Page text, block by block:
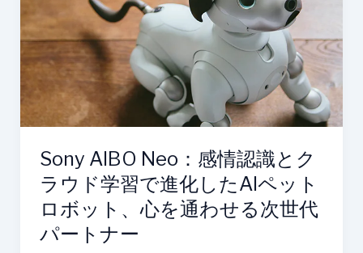
Sony AIBO Neo：感情認識とク
ラウド学習で進化したAIペット
ロボット、心を通わせる次世代
パートナー
情
認
識
と
ラ
ド
学
習
進